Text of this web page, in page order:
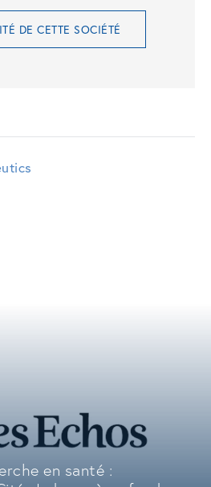
DE CETTE SOCIÉTÉ
en santé :